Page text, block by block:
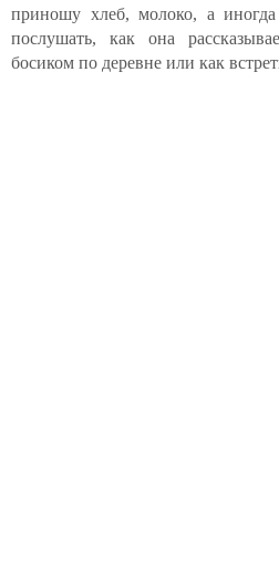
приношу хлеб, молоко, а
послушать, как она
босиком по деревне или как